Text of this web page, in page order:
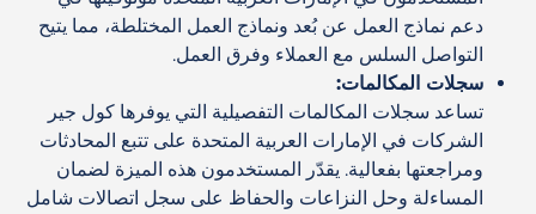
دعم نماذج العمل عن بُعد ونماذج العمل المختلطة، مما يتيح
التواصل السلس مع العملاء وفرق العمل.
سجلات المكالمات:
تساعد سجلات المكالمات التفصيلية التي يوفرها كول جير
الشركات في الإمارات العربية المتحدة على تتبع المحادثات
ومراجعتها بفعالية. يقدّر المستخدمون هذه الميزة لضمان
المساءلة وحل النزاعات والحفاظ على سجل اتصالات شامل